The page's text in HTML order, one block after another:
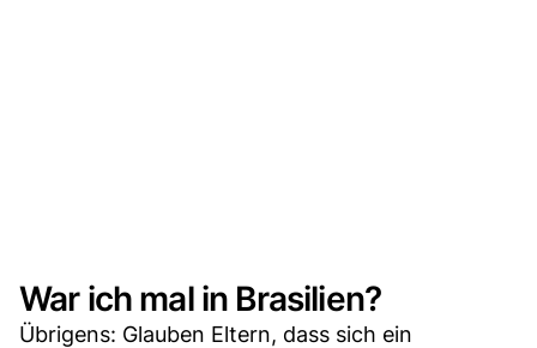
War ich mal in Brasilien?
Übrigens: Glauben Eltern, dass sich ein